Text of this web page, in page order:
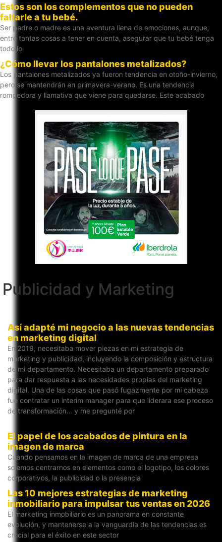
Estos son los complementos que no pueden
faltarle a tu bebé.
Ser padre o madre es una aventura llena de emociones, aunque,
entre tantas cosas a tener en cuenta, asegurar que tu bebé tenga
todo lo
¿Cómo llevar los pantalones metalizados?
Los pantalones metalizados ya fueron tendencia en otoño-invierno,
pero se mantendrán en primavera-verano. Es una tendencia
rompedora y llamativa que viene para quedarse. Este acabado
Publicidad y Marketing
Así adapté mi negocio a las nuevas tendencias
en marketing digital
En 2018, necesitaba mover piezas en mi estrategia de
marketing y publicidad, incluyendo la composición y estructura
de mi departamento. Necesitaba un departamento preparado
para dar respuesta a las necesidades propias del marketing
digital. Una de las cosas que pasó fugazmente por mi cabeza
fue contratar un interim manager para que liderara ese proceso
de transformación… y me pregunté por
El papel de los acabados de pintura en la
imagen de marca
Cuando pensamos en la imagen de marca de una empresa
solemos centrarnos en elementos como el logotipo, los colores
corporativos, la publicidad o la presencia
Las 10 mejores estrategias de marketing
inmobiliario para impulsar tus ventas en 2026
El marketing inmobiliario es un panorama en constante
evolución, y mantenerse a la vanguardia de las tendencias es
crucial para el éxito en este sector